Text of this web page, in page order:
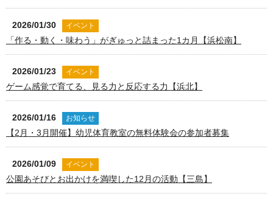
2026/01/30 イベント
「作る・動く・味わう」がぎゅっと詰まった1カ月【浜松南】
2026/01/23 イベント
ゲーム感覚で育てる、見る力と反応する力【浜北】
2026/01/16 お知らせ
【2月・3月開催】幼児体育教室の無料体験会の参加者募集
2026/01/09 イベント
公園あそびとお出かけを満喫した12月の活動【三島】